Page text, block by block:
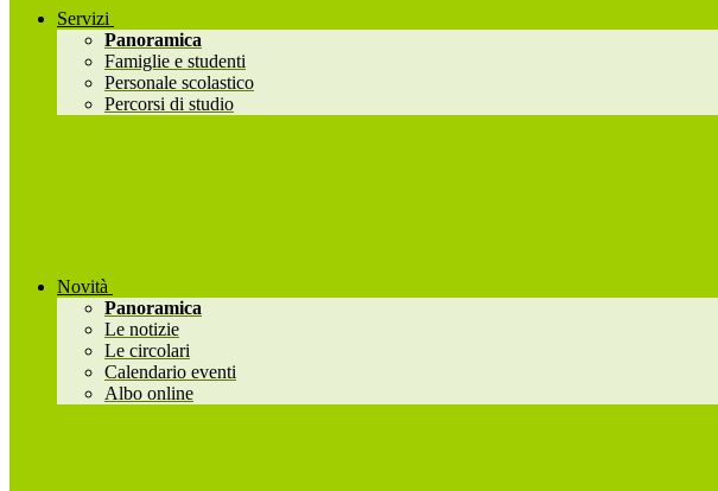
Servizi
Panoramica
Famiglie e studenti
Personale scolastico
Percorsi di studio
Novità
Panoramica
Le notizie
Le circolari
Calendario eventi
Albo online